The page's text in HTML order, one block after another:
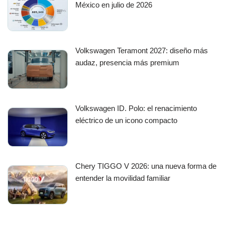
México en julio de 2026
Volkswagen Teramont 2027: diseño más
audaz, presencia más premium
Volkswagen ID. Polo: el renacimiento
eléctrico de un icono compacto
Chery TIGGO V 2026: una nueva forma de
entender la movilidad familiar